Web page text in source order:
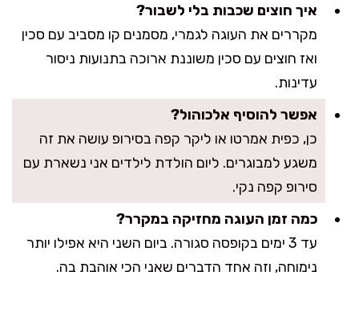
איך חוצים שכבות בלי לשבור?
מקררים את העוגה לגמרי, מסמנים קו מסביב עם סכין
ואז חוצים עם סכין משוננת ארוכה בתנועות ניסור
עדינות.
אפשר להוסיף אלכוהול?
כן, כפית אמרטו או ליקר קפה בסירופ עושה את זה
משגע למבוגרים. ליום הולדת לילדים אני נשארת עם
סירופ קפה נקי.
כמה זמן העוגה מחזיקה במקרר?
עד 3 ימים בקופסה סגורה. ביום השני היא אפילו יותר
נימוחה, וזה אחד הדברים שאני הכי אוהבת בה.